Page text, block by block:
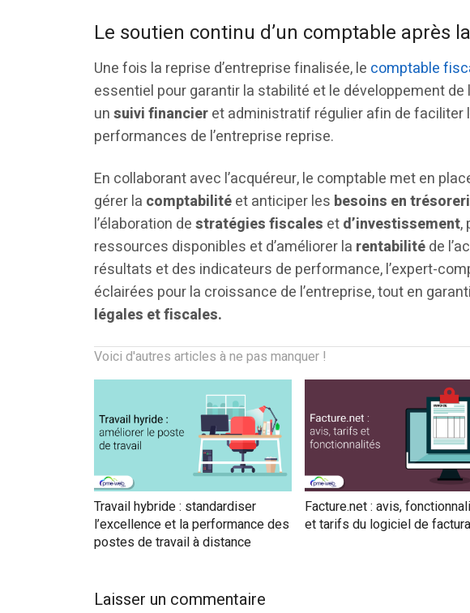
Le soutien continu d’un comptable après
Une fois la reprise d’entreprise finalisée, le comptable
essentiel pour garantir la stabilité et le développement
unsuivi financieret administratif régulier afin de faciliter
performances de l’entreprise reprise.
En collaborant avec l’acquéreur, le comptable met en
gérer la comptabilitéet anticiper les besoins en
l’élaboration destratégies fiscales etd’investissement,
ressources disponibles et d’améliorer la rentabilitéde
résultats et des indicateurs de performance, l’expert-
éclairées pour la croissance de l’entreprise, tout en
légales et fiscales.
Voici d'autres articles à ne pas manquer !
Travail hybride : standardiser
l’excellence et la performance des
postes de travail à distance
Facture.net : avis,
et tarifs du logiciel de
Laisser un commentaire